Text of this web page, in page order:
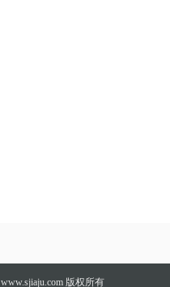
www.sjiaju.com 版权所有